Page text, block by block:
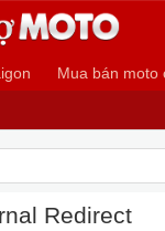
Mua bán moto
Redirect